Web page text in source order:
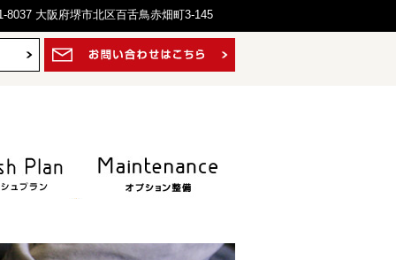
8037 大阪府堺市北区百舌鳥赤畑町3-145